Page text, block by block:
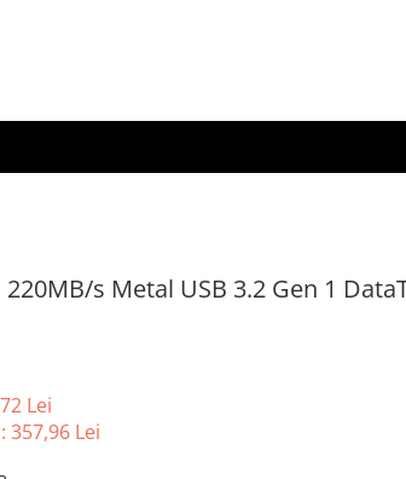
220MB/s Metal USB 3.2 Gen 1
Lei
357,96 Lei